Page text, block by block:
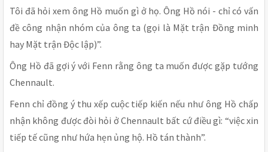
Tôi đã hỏi xem ông Hồ muốn gì ở họ. Ông Hồ nói - chỉ có vấn
đề công nhận nhóm của ông ta (gọi là Mặt trận Đồng minh
hay Mặt trận Độc lập)”.
Ông Hồ đã gợi ý với Fenn rằng ông ta muốn được gặp tướng
Chennault.
Fenn chỉ đồng ý thu xếp cuộc tiếp kiến nếu như ông Hồ chấp
nhận không được đòi hỏi ở Chennault bất cứ điều gì: “việc xin
tiếp tế cũng như hứa hẹn ủng hộ. Hồ tán thành”.